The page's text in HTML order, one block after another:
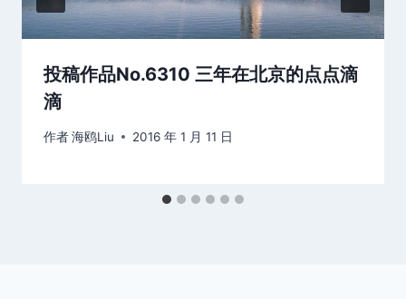
投稿作品No.6310 三年在北京的点点滴
滴
作者海鸥Liu 2016 年 1 月 11 日